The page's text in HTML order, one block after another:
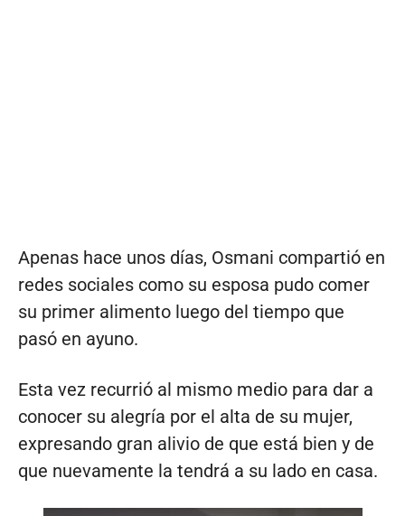
Apenas hace unos días, Osmani compartió en
redes sociales como su esposa pudo comer
su primer alimento luego del tiempo que
pasó en ayuno.
Esta vez recurrió al mismo medio para dar a
conocer su alegría por el alta de su mujer,
expresando gran alivio de que está bien y de
que nuevamente la tendrá a su lado en casa.